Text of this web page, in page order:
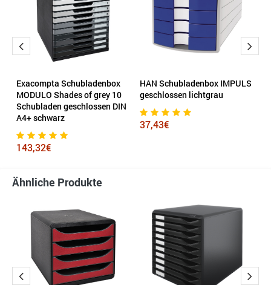
Exacompta Schubladenbox
MODULO Shades of grey 10
Schubladen geschlossen DIN
A4+ schwarz
143,32€
HAN Schubladenbox IMPULS
geschlossen lichtgrau
37,43€
Ähnliche Produkte